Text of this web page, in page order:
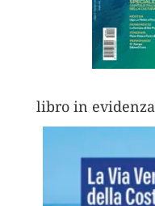
libro in evidenza